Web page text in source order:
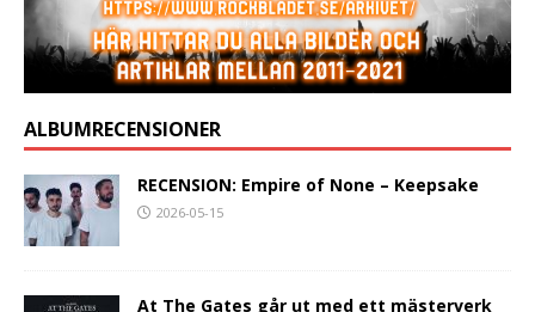
ALBUMRECENSIONER
RECENSION: Empire of None – Keepsake
2026-05-15
At The Gates går ut med ett mästerverk